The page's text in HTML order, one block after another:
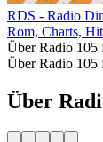
RDS - Radio
Rom, Charts,
Über Radio 105
Über Radio 105
Über